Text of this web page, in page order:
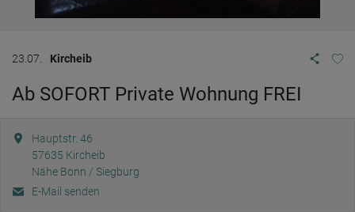
23.07. Kircheib
Ab SOFORT Private Wohnung FREI
Hauptstr. 46
57635 Kircheib
Nähe Bonn / Siegburg
E-Mail senden